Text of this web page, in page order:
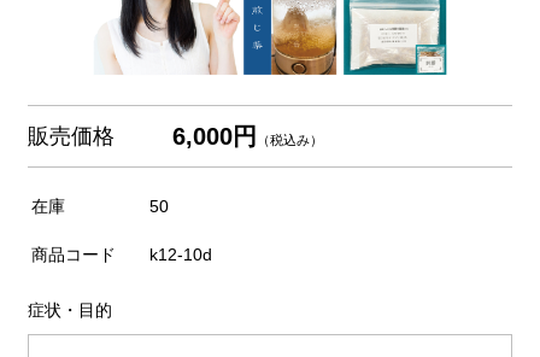
販売価格 6,000円 （税込み）
在庫 50
商品コード k12-10d
症状・目的